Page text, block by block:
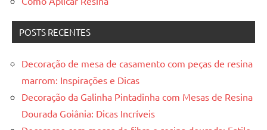
POSTS RECENTES
Decoração de mesa de casamento com peças de resina
marrom: Inspirações e Dicas
Decoração da Galinha Pintadinha com Mesas de Resina
Dourada Goiânia: Dicas Incríveis